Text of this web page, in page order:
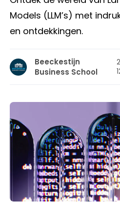
Models (LLM’s) met
en ontdekkingen.
Beeckestijn
Business School